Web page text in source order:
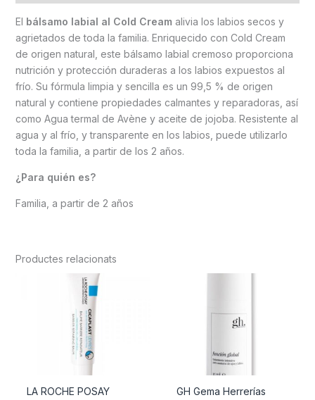
El bálsamo labial al Cold Creamalivia los labios secos y
agrietados de toda la familia. Enriquecido con Cold Cream
de origen natural, este bálsamo labial cremoso proporciona
nutrición y protección duraderas a los labios expuestos al
frío. Su fórmula limpia y sencilla es un 99,5 % de origen
natural y contiene propiedades calmantes y reparadoras, así
como Agua termal de Avène y aceite de jojoba. Resistente al
agua y al frío, y transparente en los labios, puede utilizarlo
toda la familia, a partir de los 2 años.
¿Para quién es?
Familia, a partir de 2 años
Productes relacionats
LA ROCHE POSAY
GH Gema Herrerías